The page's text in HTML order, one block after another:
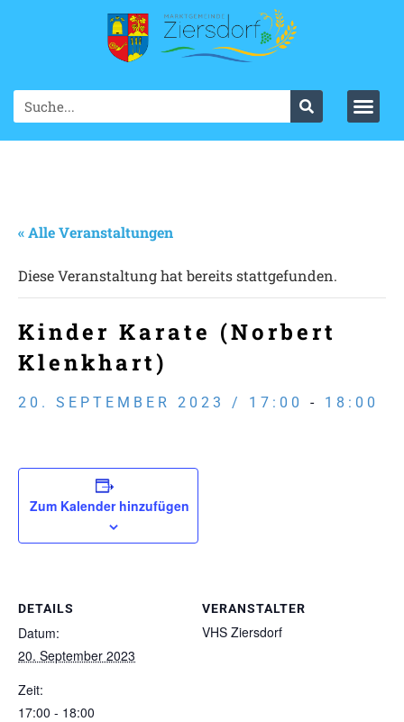
« Alle Veranstaltungen
Diese Veranstaltung hat bereits stattgefunden.
Kinder Karate (Norbert
Klenkhart)
20. SEPTEMBER 2023 / 17:00 - 18:00
Zum Kalender hinzufügen
DETAILS
Datum:
20. September 2023
Zeit:
17:00 - 18:00
VERANSTALTER
VHS Ziersdorf